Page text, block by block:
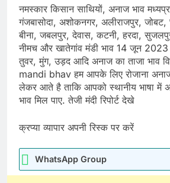
नमस्कार किसान साथियों, अनाज भाव
गंजबासोदा, अशोकनगर, अलीराजपुर, जोबट,
बीना, जबलपुर, देवास, कटनी, हरदा,
नीमच और खातेगांव मंडी भाव 14 जून
तुवर, मुंग, उड़द आदि अनाज का ताजा भाव
mandi bhav हम आपके लिए रोजाना
लेकर आते है ताकि आपको स्थानीय भाषा में
भाव मिल पाए. तेजी मंदी रिपोर्ट देखे
क्रप्या व्यापार अपनी रिस्क पर करें
WhatsApp Group